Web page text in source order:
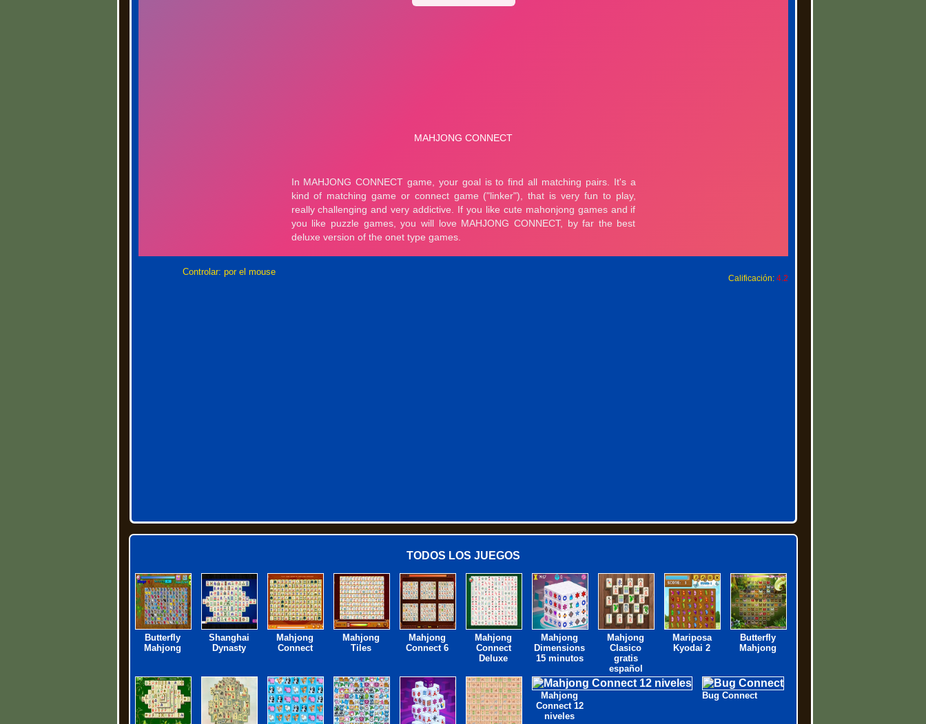
Controlar: por el mouse
Calificación: 4.2
TODOS LOS JUEGOS
Butterfly
Mahjong
Shanghai
Dynasty
Mahjong
Connect
Mahjong
Tiles
Mahjong
Connect 6
Mahjong
Connect
Deluxe
Mahjong
Dimensions
15 minutos
Mahjong
Clasico
gratis
español
Mariposa
Kyodai 2
Butterfly
Mahjong
Mahjong
Connect 12
niveles
Bug Connect